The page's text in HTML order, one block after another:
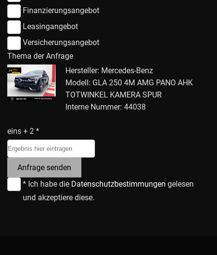
Finanzierungsangebot
Leasingangebot
Versicherungsangebot
Thema der Anfrage
Hersteller: Mercedes-Benz
Modell: GLA 250 4M AMG PANO AHK
TOTWINKEL KAMERA SPUR
Interne Nummer: 44038
eins + 2 *
Anfrage senden
* Ich habe die Datenschutzbestimmungen gelesen
und akzeptiere diese.